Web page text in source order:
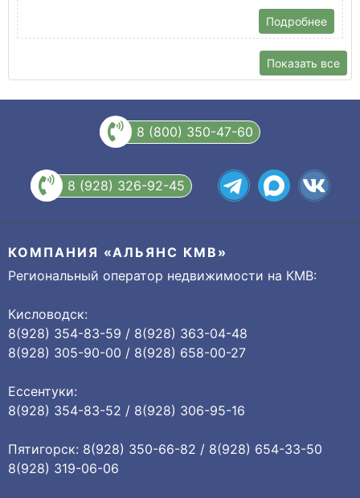
Подробнее
Показать все
8 (800) 350-47-60
8 (928) 326-92-45
КОМПАНИЯ «АЛЬЯНС КМВ»
Региональный оператор недвижимости на КМВ:
Кисловодск:
8(928) 354-83-59 / 8(928) 363-04-48
8(928) 305-90-00 / 8(928) 658-00-27
Ессентуки:
8(928) 354-83-52 / 8(928) 306-95-16
Пятигорск: 8(928) 350-66-82 / 8(928) 654-33-50
8(928) 319-06-06